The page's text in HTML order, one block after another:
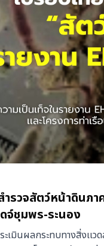
รวจสัตว์หน้าดินภา
จ์ชุมพร-ระนอง
ะเมินผลกระทบทางสิ่งเเ